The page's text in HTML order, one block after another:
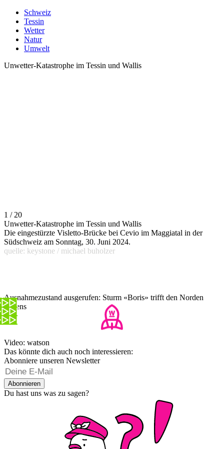
Schweiz
Tessin
Wetter
Natur
Umwelt
Unwetter-Katastrophe im Tessin und Wallis
1 / 20
Unwetter-Katastrophe im Tessin und Wallis
Die eingestürzte Visletto-Brücke bei Cevio im Maggiatal in der
Südschweiz am Sonntag, 30. Juni 2024.
quelle: keystone / michael buholzer
Ausnahmezustand ausgerufen: Sturm «Boris» trifft den Norden
Italiens
Video: watson
Das könnte dich auch noch interessieren:
Abonniere unseren Newsletter
Abonnieren
Du hast uns was zu sagen?